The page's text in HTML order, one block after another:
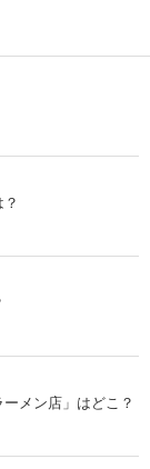
メン店」はどこ？